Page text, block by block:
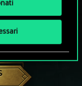
A GWENT?